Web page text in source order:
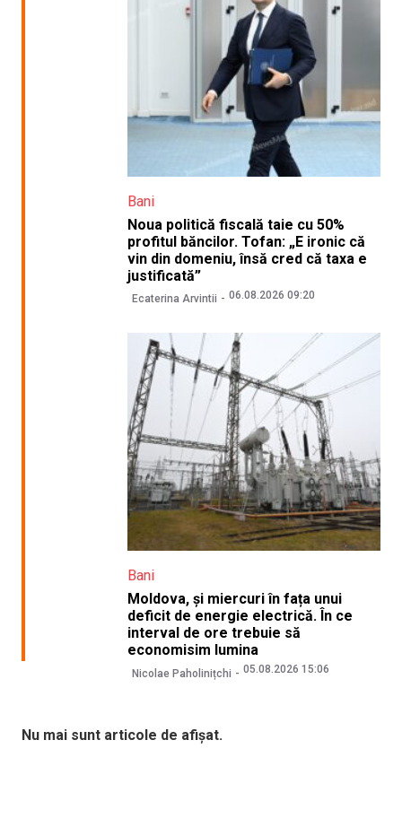
Bani
Noua politică fiscală taie cu 50%
profitul băncilor. Tofan: „E ironic că
vin din domeniu, însă cred că taxa e
justificată”
Ecaterina Arvintii 06.08.2026 09:20
Bani
Moldova, și miercuri în fața unui
deficit de energie electrică. În ce
interval de ore trebuie să
economisim lumina
Nicolae Paholinițchi 05.08.2026 15:06
Nu mai sunt articole de afișat.